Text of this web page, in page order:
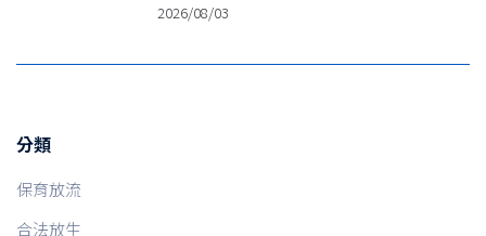
2026/08/03
分類
保育放流
合法放生